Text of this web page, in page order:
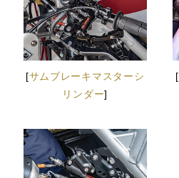
[サムブレーキマスターシ
リンダー]
[